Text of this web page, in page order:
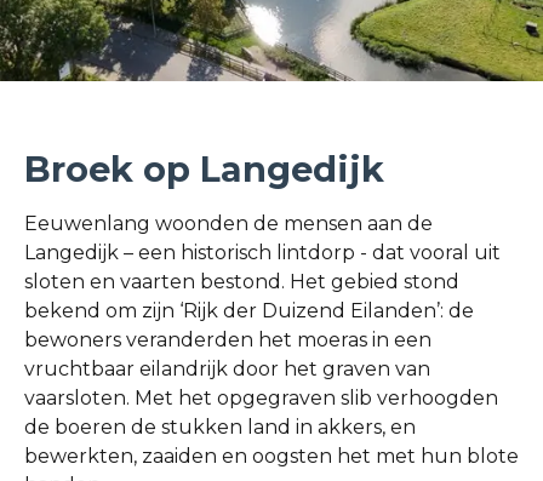
Broek op Langedijk
Eeuwenlang woonden de mensen aan de
Langedijk – een historisch lintdorp - dat vooral uit
sloten en vaarten bestond. Het gebied stond
bekend om zijn ‘Rijk der Duizend Eilanden’: de
bewoners veranderden het moeras in een
vruchtbaar eilandrijk door het graven van
vaarsloten. Met het opgegraven slib verhoogden
de boeren de stukken land in akkers, en
bewerkten, zaaiden en oogsten het met hun blote